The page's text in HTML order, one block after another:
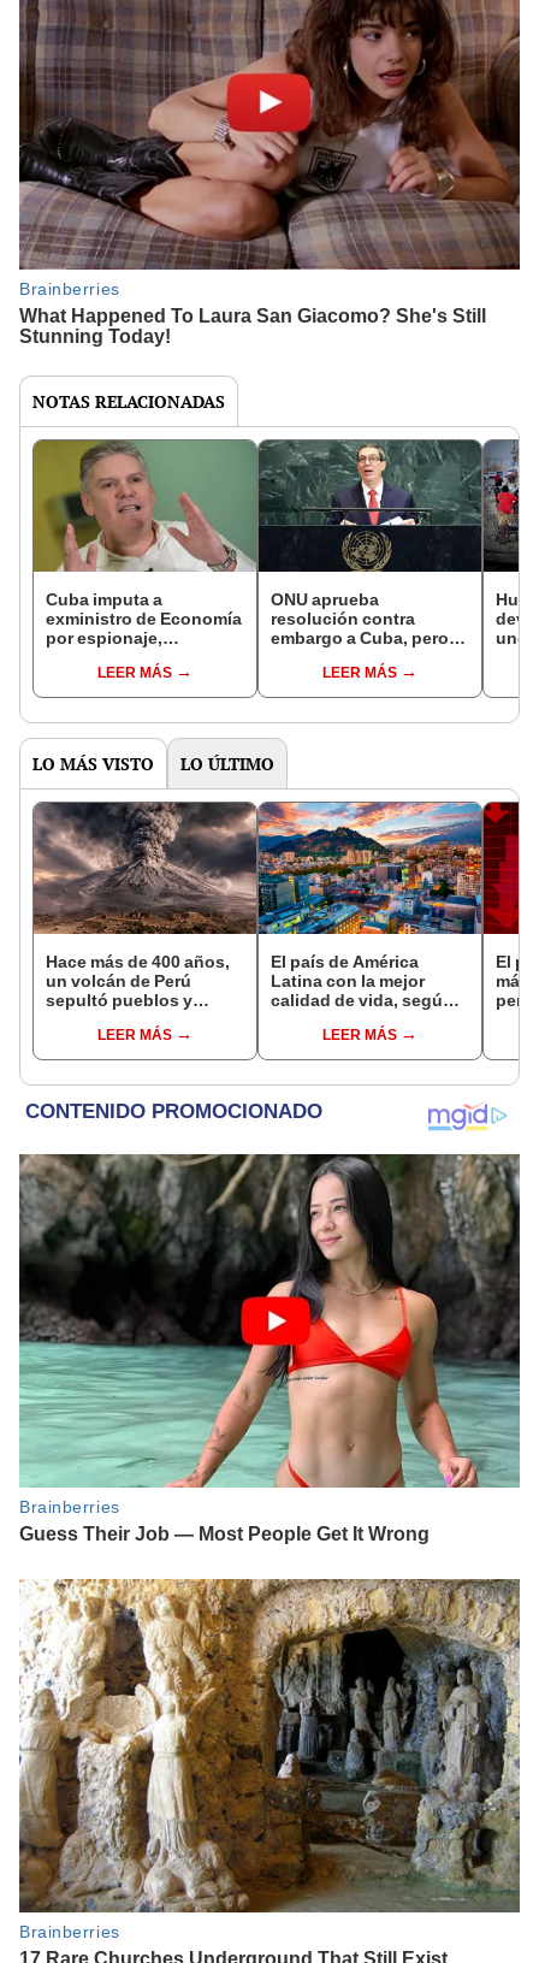
NOTAS RELACIONADAS
Cuba imputa a
exministro de Economía
por espionaje,
malversación y evasión
fiscal
LEER MÁS
ONU aprueba
resolución contra
embargo a Cuba, pero
cae tras presión de
EE UU
LEER MÁS
uno
LO MÁS VISTO LO ÚLTIMO
Hace más de 400 años,
un volcán de Perú
sepultó pueblos y
veranos más fríos de la
historia: sigue bajo
LEER MÁS
El país de América
Latina con la mejor
calidad de vida, según
Unidas: No es Uruguay
ni Costa Rica
LEER MÁS
El
más
pero